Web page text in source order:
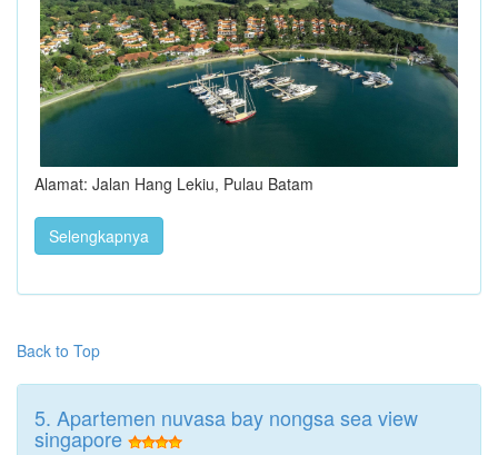
Alamat: Jalan Hang Lekiu, Pulau Batam
Selengkapnya
Back to Top
5. Apartemen nuvasa bay nongsa sea view
singapore